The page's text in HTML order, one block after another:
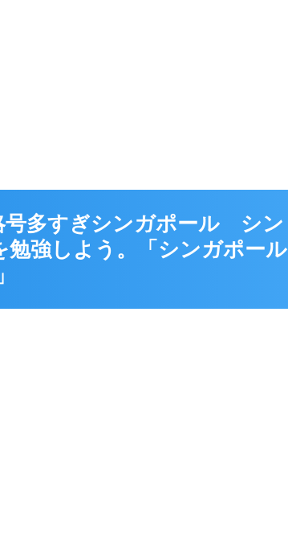
号多すぎシンガポール シン
強しよう。「シンガポール